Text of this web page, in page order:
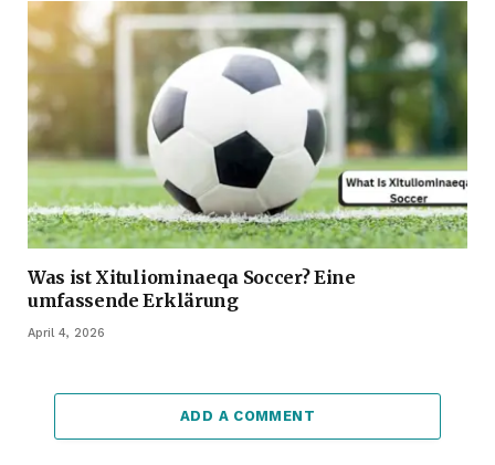
Was ist Xituliominaeqa Soccer? Eine
umfassende Erklärung
April 4, 2026
ADD A COMMENT